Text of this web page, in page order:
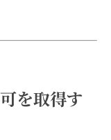
を取得す